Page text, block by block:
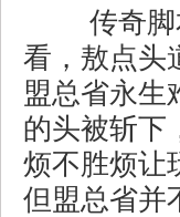
传奇脚
看，敖点头
盟总省永生
的头被斩下
烦不胜烦让
但盟总省并